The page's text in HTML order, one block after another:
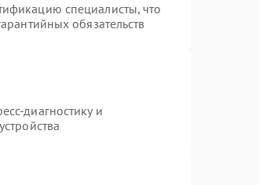
специалисты, что
обязательств
диагностику и